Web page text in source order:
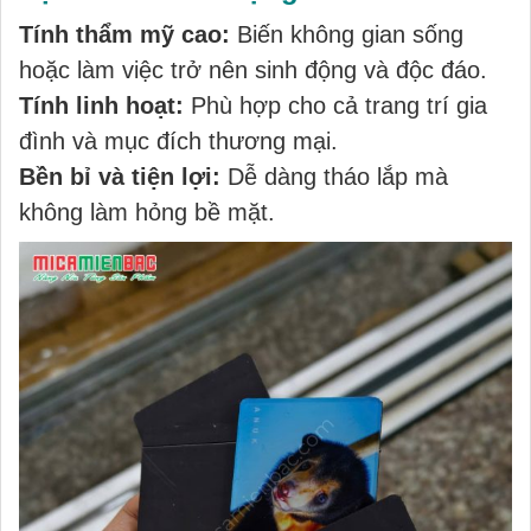
Tính thẩm mỹ cao: Biến không gian sống
hoặc làm việc trở nên sinh động và độc đáo.
Tính linh hoạt: Phù hợp cho cả trang trí gia
đình và mục đích thương mại.
Bền bỉ và tiện lợi: Dễ dàng tháo lắp mà
không làm hỏng bề mặt.